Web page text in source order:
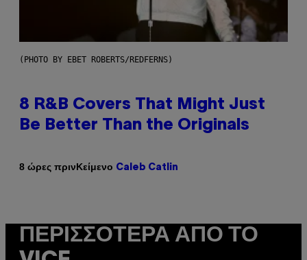
(PHOTO BY EBET ROBERTS/REDFERNS)
8 R&B Covers That Might Just
Be Better Than the Originals
8 ώρες πρινΚείμενο Caleb Catlin
ΠΕΡΙΣΣΌΤΕΡΑ ΑΠΌ ΤΟ